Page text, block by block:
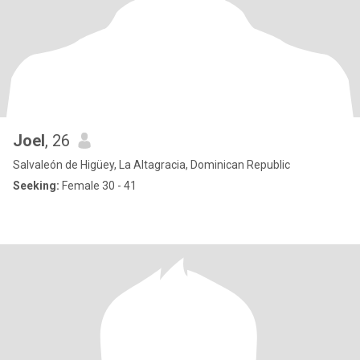
Joel, 26
Salvaleón de Higüey, La Altagracia, Dominican Republic
Seeking: Female 30 - 41